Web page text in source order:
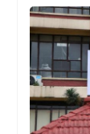
राजनीति
भिडियो
अन्य
समाचार